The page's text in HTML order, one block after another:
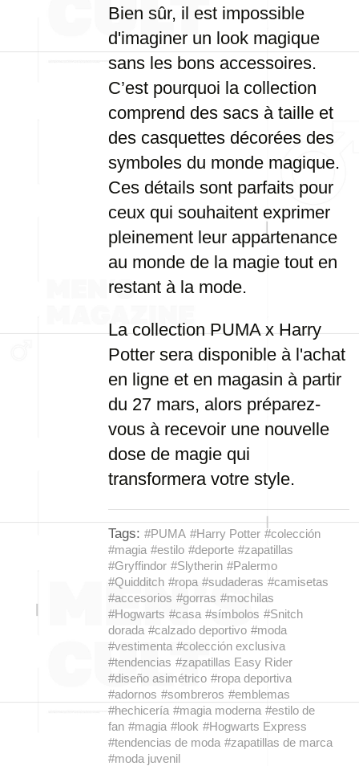
Bien sûr, il est impossible
d'imaginer un look magique
sans les bons accessoires.
C’est pourquoi la collection
comprend des sacs à taille et
des casquettes décorées des
symboles du monde magique.
Ces détails sont parfaits pour
ceux qui souhaitent exprimer
pleinement leur appartenance
au monde de la magie tout en
restant à la mode.
La collection PUMA x Harry
Potter sera disponible à l'achat
en ligne et en magasin à partir
du 27 mars, alors préparez-
vous à recevoir une nouvelle
dose de magie qui
transformera votre style.
Tags: #PUMA #Harry Potter #colección
#magia #estilo #deporte #zapatillas
#Gryffindor #Slytherin #Palermo
#Quidditch #ropa #sudaderas #camisetas
#accesorios #gorras #mochilas
#Hogwarts #casa #símbolos #Snitch
dorada #calzado deportivo #moda
#vestimenta #colección exclusiva
#tendencias #zapatillas Easy Rider
#diseño asimétrico #ropa deportiva
#adornos #sombreros #emblemas
#hechicería #magia moderna #estilo de
fan #magia #look #Hogwarts Express
#tendencias de moda #zapatillas de marca
#moda juvenil